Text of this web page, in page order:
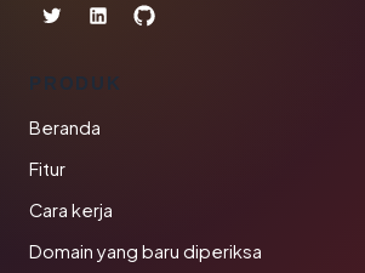
PRODUK
Beranda
Fitur
Cara kerja
Domain yang baru diperiksa